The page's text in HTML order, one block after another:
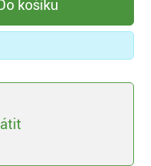
košíku